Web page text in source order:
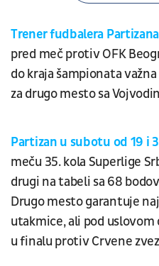
Trener fudbalera
pred meč protiv OFK
do kraja šampionata
za drugo mesto sa
Partizan u subotu od 19 i
meču 35. kola Superlige
drugi na tabeli sa 68
Drugo mesto garantuje
utakmice, ali pod uslovom
u finalu protiv Crvene